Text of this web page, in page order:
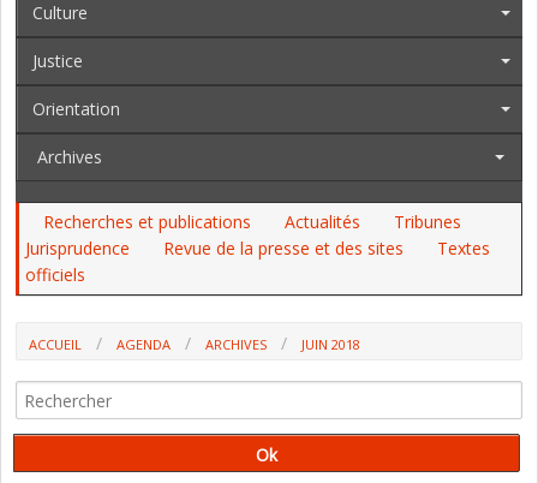
Culture
Justice
Orientation
Archives
Recherches et publications Actualités
Tribunes
Jurisprudence
Revue de la presse et des sites
Textes
officiels
ACCUEIL AGENDA ARCHIVES JUIN 2018